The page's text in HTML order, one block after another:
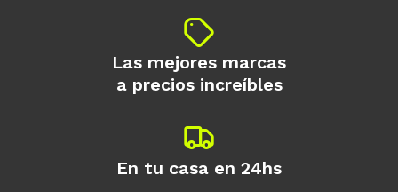
Las mejores marcas
a precios increíbles
En tu casa en 24hs